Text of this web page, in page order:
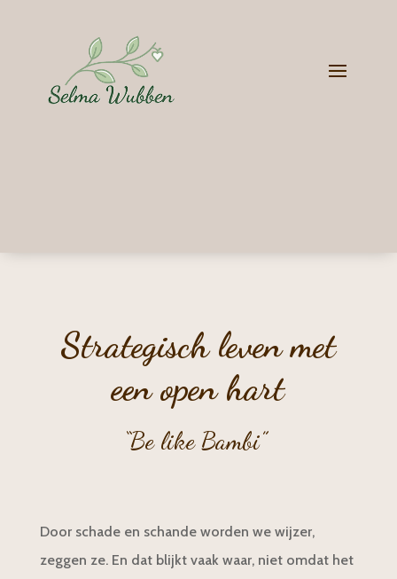
Strategisch leven met
een open hart
“Be like Bambi”
Door schade en schande worden we wijzer,
zeggen ze. En dat blijkt vaak waar, niet omdat het